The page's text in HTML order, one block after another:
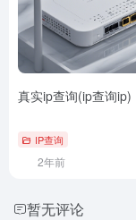
真实ip查询(ip查询ip)
IP查询
2年前
暂无评论